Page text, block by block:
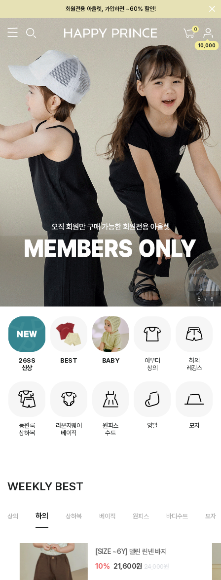
회원전용 아울렛, 가입하면 ~60% 할인!
멤버십 최대 28,000원 혜택 0
10,000
26SS 신상 BEST BABY[6~12M] 아우터/상의 하의/레깅스
5 / 6
26SS
신상
BEST BABY
아우터
상의
하의
레깅스
등원룩
상하복
라운지웨어
베이직
원피스
수트
양말 모자
WEEKLY BEST
상의 하의 상하복 베이직 원피스 바디수트 모자
밀라 아기 셋업
20% 35,200원 44,000원